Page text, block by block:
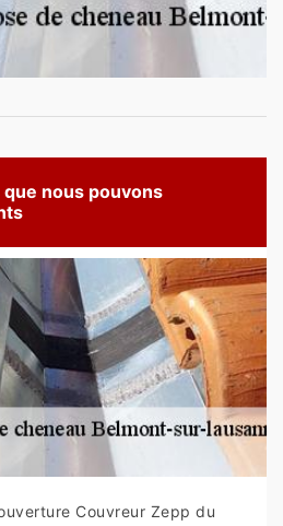
nous pouvons
Couvreur Zepp du